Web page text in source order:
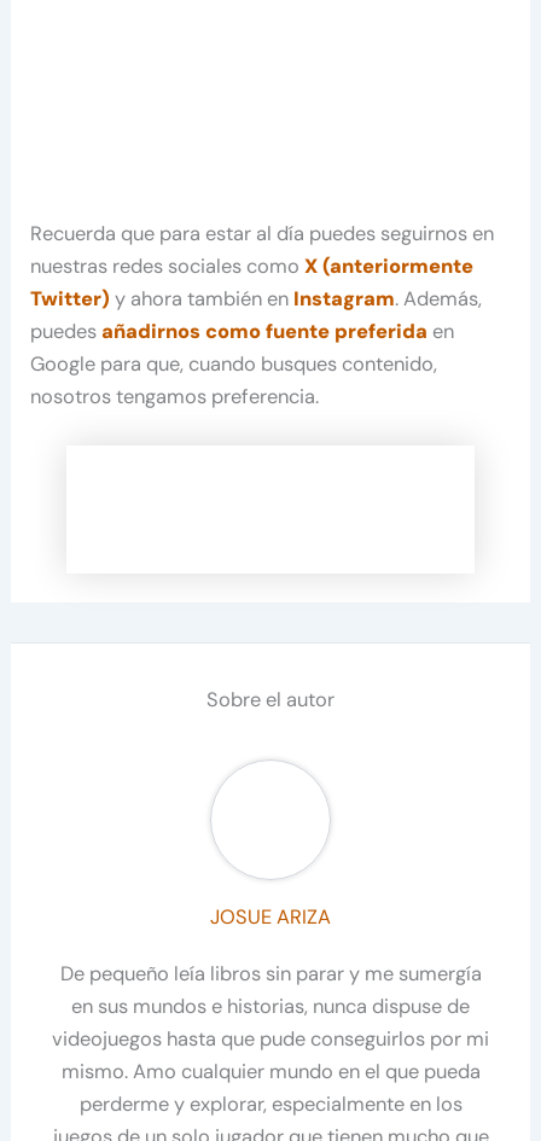
Recuerda que para estar al día puedes seguirnos en
nuestras redes sociales comoX (anteriormente
Twitter) y ahora también en Instagram. Además,
puedesañadirnos como fuente preferida en
Google para que, cuando busques contenido,
nosotros tengamos preferencia.
Sobre el autor
JOSUE ARIZA
De pequeño leía libros sin parar y me sumergía
en sus mundos e historias, nunca dispuse de
videojuegos hasta que pude conseguirlos por mi
mismo. Amo cualquier mundo en el que pueda
perderme y explorar, especialmente en los